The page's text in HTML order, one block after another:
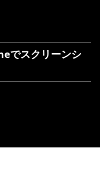
でスクリーンシ